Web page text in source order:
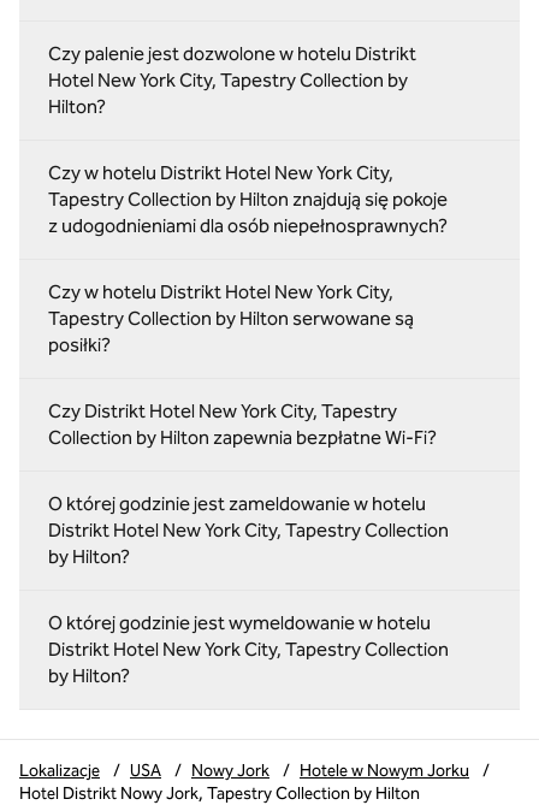
Czy palenie jest dozwolone w hotelu Distrikt
Hotel New York City, Tapestry Collection by
Hilton?
Czy w hotelu Distrikt Hotel New York City,
Tapestry Collection by Hilton znajdują się pokoje
z udogodnieniami dla osób niepełnosprawnych?
Czy w hotelu Distrikt Hotel New York City,
Tapestry Collection by Hilton serwowane są
posiłki?
Czy Distrikt Hotel New York City, Tapestry
Collection by Hilton zapewnia bezpłatne Wi-Fi?
O której godzinie jest zameldowanie w hotelu
Distrikt Hotel New York City, Tapestry Collection
by Hilton?
O której godzinie jest wymeldowanie w hotelu
Distrikt Hotel New York City, Tapestry Collection
by Hilton?
Lokalizacje / USA / Nowy Jork / Hotele w Nowym Jorku
/
Hotel Distrikt Nowy Jork, Tapestry Collection by Hilton